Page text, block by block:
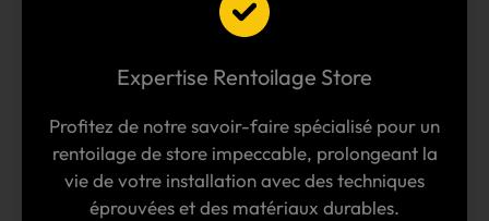
Expertise Rentoilage Store
Profitez de notre savoir-faire spécialisé pour un
rentoilage de store impeccable, prolongeant la
vie de votre installation avec des techniques
éprouvées et des matériaux durables.